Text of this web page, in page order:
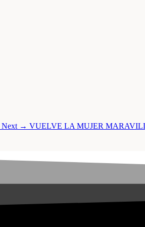
Next → VUELVE LA MUJER